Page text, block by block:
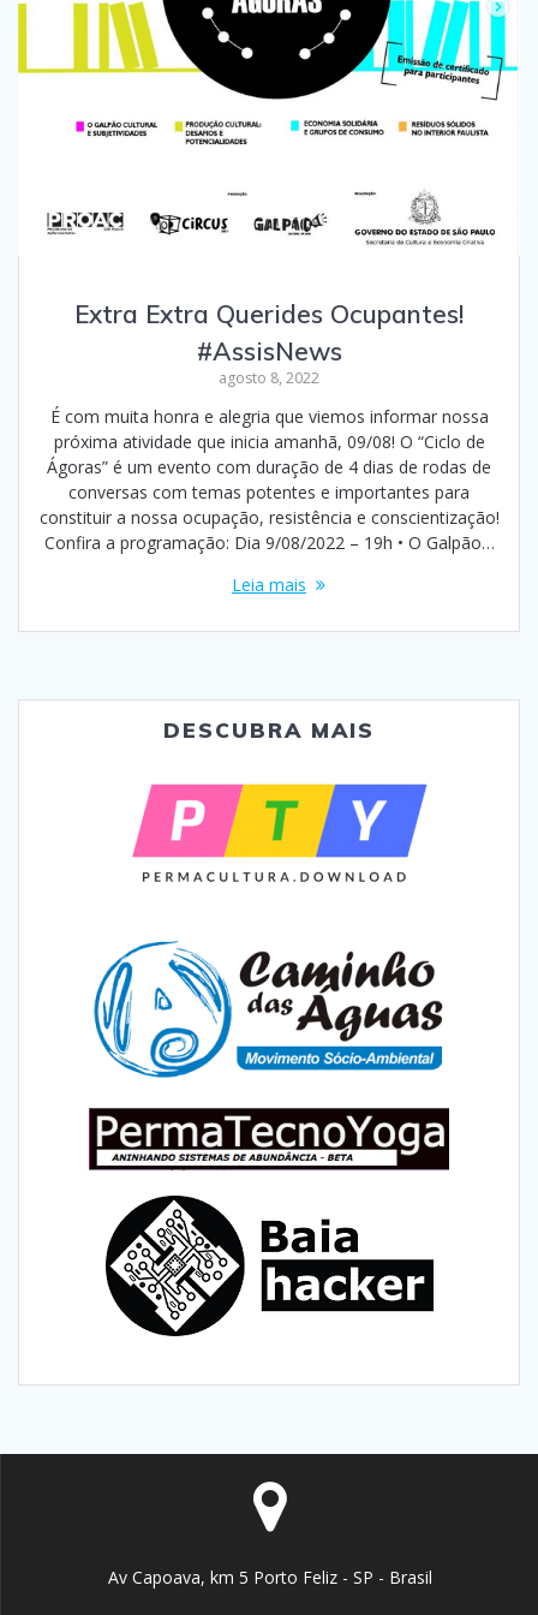
Extra Extra Querides Ocupantes!
#AssisNews
agosto 8, 2022
É com muita honra e alegria que viemos informar nossa
próxima atividade que inicia amanhã, 09/08! O “Ciclo de
Ágoras” é um evento com duração de 4 dias de rodas de
conversas com temas potentes e importantes para
constituir a nossa ocupação, resistência e conscientização!
Confira a programação: Dia 9/08/2022 – 19h • O Galpão…
Leia mais
DESCUBRA MAIS
Av Capoava, km 5 Porto Feliz - SP - Brasil